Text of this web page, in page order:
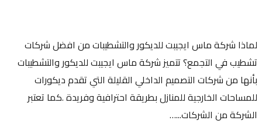
لماذا شركة ماس ايجيبت للديكور والتشطيبات من افضل شركات
تشطيب في التجمع؟ تتميز شركة ماس ايجيبت للديكور والتشطيبات
بأنها من شركات التصميم الداخلي القليلة التي تقدم ديكورات
للمساحات الخارجية للمنازل بطريقة احترافية وفريدة .كما تعتبر
الشركة من الشركات...…